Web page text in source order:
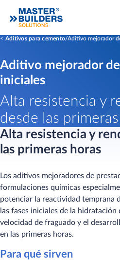
Aditivos para cemento Aditivo mejorador
Aditivo mejorador
iniciales
Alta resistencia y
desde las
Alta resistencia y
las primeras horas
Los aditivos mejoradores de
formulaciones químicas
potenciar la reactividad temprana
las fases iniciales de la
velocidad de fraguado y el
en las primeras horas.
Para qué sirven